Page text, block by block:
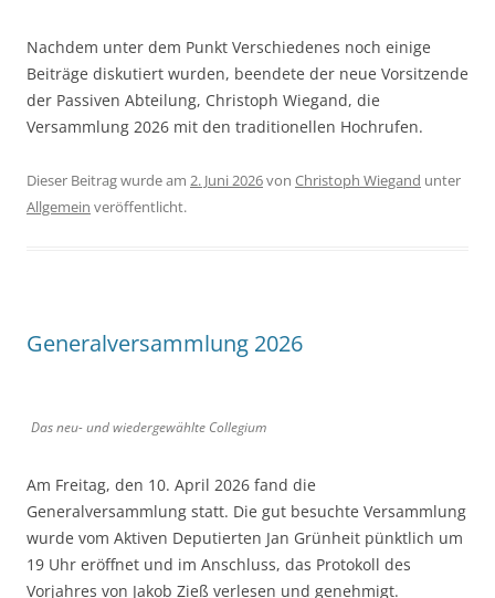
Nachdem unter dem Punkt Verschiedenes noch einige
Beiträge diskutiert wurden, beendete der neue Vorsitzende
der Passiven Abteilung, Christoph Wiegand, die
Versammlung 2026 mit den traditionellen Hochrufen.
Dieser Beitrag wurde am 2. Juni 2026von Christoph Wiegand unter
Allgemein veröffentlicht.
Generalversammlung 2026
Das neu- und wiedergewählte Collegium
Am Freitag, den 10. April 2026 fand die
Generalversammlung statt. Die gut besuchte Versammlung
wurde vom Aktiven Deputierten Jan Grünheit pünktlich um
19 Uhr eröffnet und im Anschluss, das Protokoll des
Vorjahres von Jakob Zieß verlesen und genehmigt.